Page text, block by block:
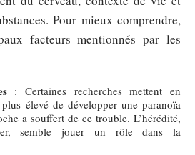
Pour mieux comprendre,
facteurs mentionnés par les
: Certaines recherches mettent en
élevé de développer une paranoïa
a souffert de ce trouble. L’hérédité,
semble jouer un rôle dans la